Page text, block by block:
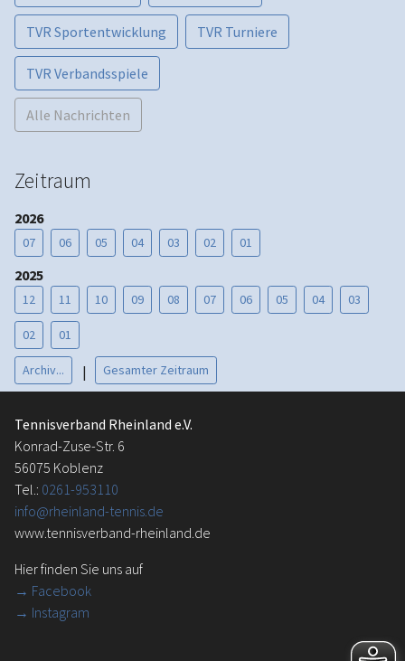
TVR Sportentwicklung TVR Turniere
TVR Verbandsspiele
Alle Nachrichten
Zeitraum
2026
07 06 05 04 03 02 01
2025
12 11 10 09 08 07 06 05 04 03
02 01
Archiv... | Gesamter Zeitraum
Tennisverband Rheinland e.V.
Konrad-Zuse-Str. 6
56075 Koblenz
Tel.: 0261-953110
info@rheinland-tennis.de
www.tennisverband-rheinland.de
Hier finden Sie uns auf
→ Facebook
→ Instagram